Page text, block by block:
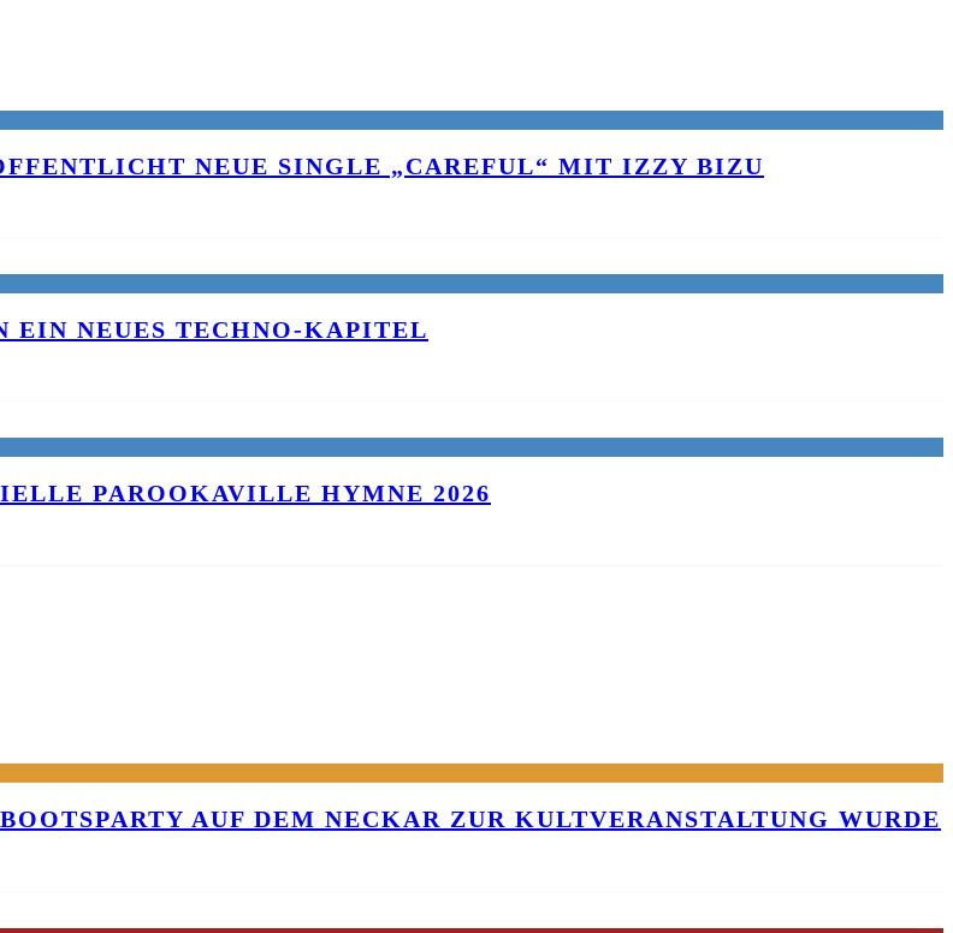
NEUE SINGLE „CAREFUL“ MIT IZZY BIZU
EIN NEUES TECHNO-KAPITEL
PAROOKAVILLE HYMNE 2026
AUF DEM NECKAR ZUR KULTVERANSTALTUNG WURDE